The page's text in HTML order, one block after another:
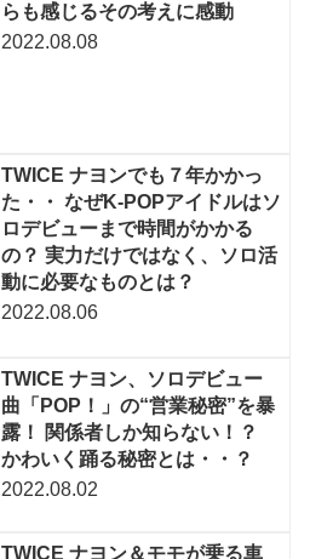
らも感じるその考えに感動
2022.08.08
TWICE ナヨンでも７年かかっ
た・・ なぜK-POPアイドルはソ
ロデビューまで時間がかかる
の？ 実力だけではなく、ソロ活
動に必要なものとは？
2022.08.06
TWICE ナヨン、ソロデビュー
曲「POP！」の“営業秘密”を暴
露！ 関係者しか知らない！？
かわいく踊る秘密とは・・？
2022.08.02
TWICE ナヨン＆モモが乗る車